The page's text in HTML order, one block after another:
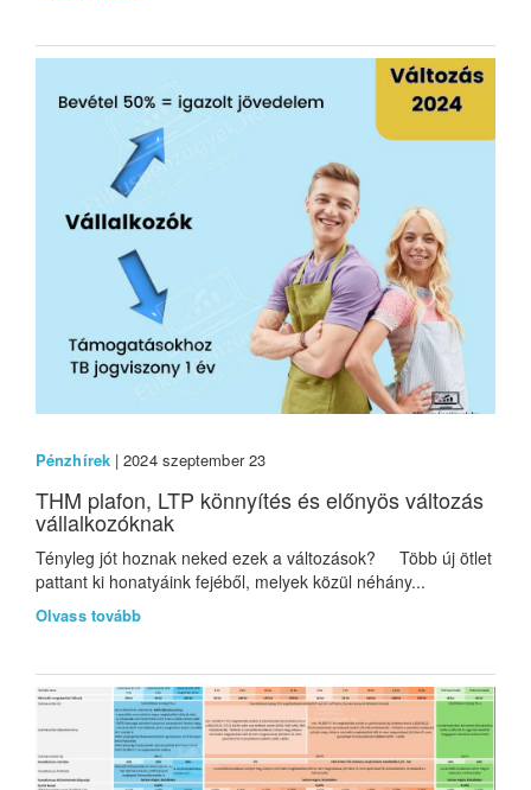
Pénzhírek| 2024 szeptember 23
THM plafon, LTP könnyítés és előnyös változás
vállalkozóknak
Tényleg jót hoznak neked ezek a változások? Több új ötlet
pattant ki honatyáink fejéből, melyek közül néhány...
Olvass tovább